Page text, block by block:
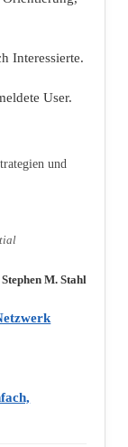
Interessierte.
User.
und
M. Stahl